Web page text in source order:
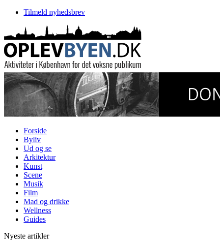
Tilmeld nyhedsbrev
Forside
Byliv
Ud og se
Arkitektur
Kunst
Scene
Musik
Film
Mad og drikke
Wellness
Guides
Nyeste artikler